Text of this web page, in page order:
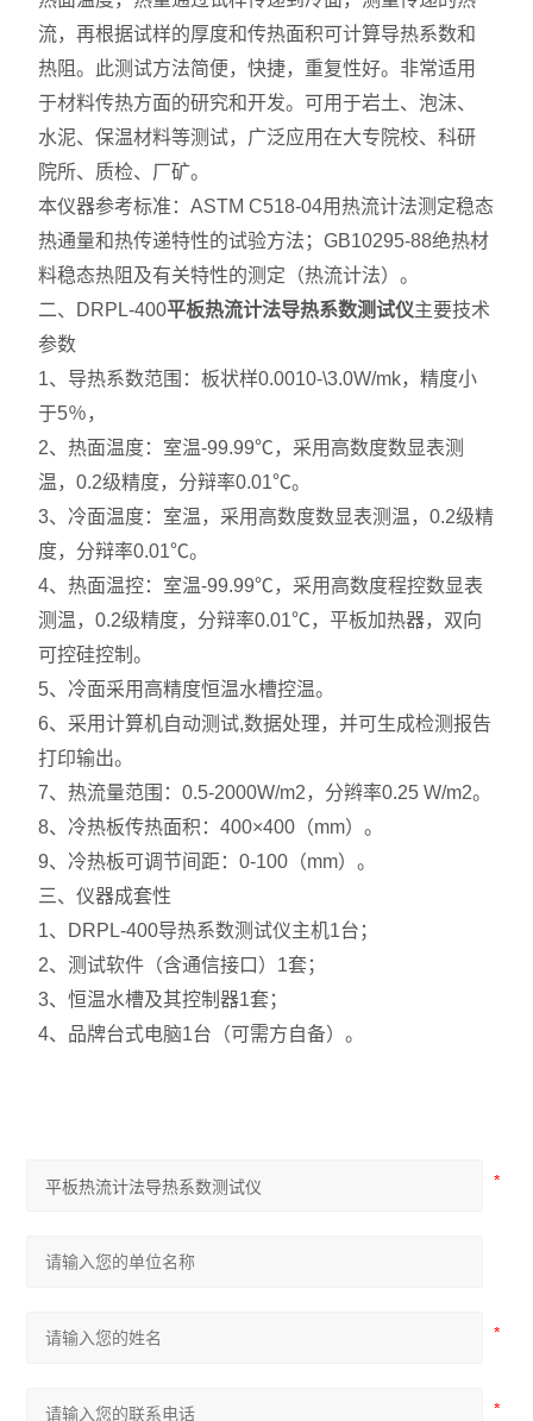
流，再根据试样的厚度和传热面积可计算导热系数和
热阻。此测试方法简便，快捷，重复性好。非常适用
于材料传热方面的研究和开发。可用于岩土、泡沫、
水泥、保温材料等测试，广泛应用在大专院校、科研
院所、质检、厂矿。
本仪器参考标准：ASTM C518-04用热流计法测定稳态
热通量和热传递特性的试验方法；GB10295-88绝热材
料稳态热阻及有关特性的测定（热流计法）。
二、DRPL-400平板热流计法导热系数测试仪主要技术
参数
1、导热系数范围：板状样0.0010-\3.0W/mk，精度小
于5％，
2、热面温度：室温-99.99℃，采用高数度数显表测
温，0.2级精度，分辩率0.01℃。
3、冷面温度：室温，采用高数度数显表测温，0.2级精
度，分辩率0.01℃。
4、热面温控：室温-99.99℃，采用高数度程控数显表
测温，0.2级精度，分辩率0.01℃，平板加热器，双向
可控硅控制。
5、冷面采用高精度恒温水槽控温。
6、采用计算机自动测试,数据处理，并可生成检测报告
打印输出。
7、热流量范围：0.5-2000W/m2，分辫率0.25 W/m2。
8、冷热板传热面积：400×400（mm）。
9、冷热板可调节间距：0-100（mm）。
三、仪器成套性
1、DRPL-400导热系数测试仪主机1台；
2、测试软件（含通信接口）1套；
3、恒温水槽及其控制器1套；
4、品牌台式电脑1台（可需方自备）。